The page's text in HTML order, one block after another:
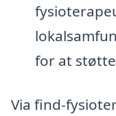
for at
Via find-